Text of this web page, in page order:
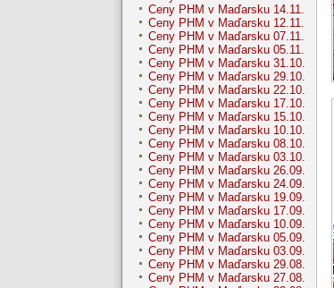
Ceny PHM v Maďarsku 14.11.
Ceny PHM v Maďarsku 12.11.
Ceny PHM v Maďarsku 07.11.
Ceny PHM v Maďarsku 05.11.
Ceny PHM v Maďarsku 31.10.
Ceny PHM v Maďarsku 29.10.
Ceny PHM v Maďarsku 22.10.
Ceny PHM v Maďarsku 17.10.
Ceny PHM v Maďarsku 15.10.
Ceny PHM v Maďarsku 10.10.
Ceny PHM v Maďarsku 08.10.
Ceny PHM v Maďarsku 03.10.
Ceny PHM v Maďarsku 26.09.
Ceny PHM v Maďarsku 24.09.
Ceny PHM v Maďarsku 19.09.
Ceny PHM v Maďarsku 17.09.
Ceny PHM v Maďarsku 10.09.
Ceny PHM v Maďarsku 05.09.
Ceny PHM v Maďarsku 03.09.
Ceny PHM v Maďarsku 29.08.
Ceny PHM v Maďarsku 27.08.